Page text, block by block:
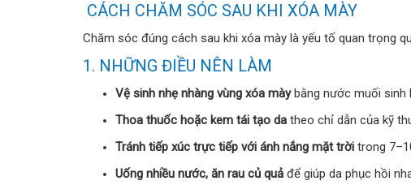
CÁCH CHĂM SÓC SAU KHI XÓA MÀY
Chăm sóc đúng cách sau khi xóa mày là yếu tố quan trọng
1. NHỮNG ĐIỀU NÊN LÀM
Vệ sinh nhẹ nhàng vùng xóa màybằng nước muối sinh
Thoa thuốc hoặc kem tái tạo da theo chỉ dẫn của kỹ
Tránh tiếp xúc trực tiếp với ánh nắng mặt trời trong
Uống nhiều nước, ăn rau củ quả để giúp da phục hồi